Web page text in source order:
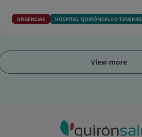
URGENCIAS HOSPITAL QUIRÓNSALUD TENERIFE
View more